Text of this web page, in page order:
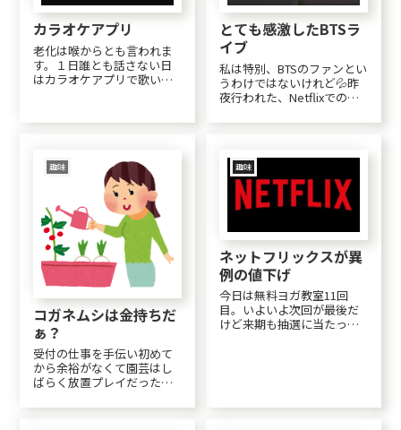
カラオケアプリ
老化は喉からとも言われま
す。１日誰とも話さない日
はカラオケアプリで歌いま
マリーゴールドの３曲がと
ません(;_:)むか～しの曲だっ
たらＳＳＳラ...
とても感激したBTSラ
イブ
私は特別、BTSのファンとい
うわけではないけれど💦昨
夜行われた、Netflixでの復
もうこのライブを見れただ
斐があったというもの。光
化門とは朝鮮王朝の正宮
「景福宮（キョンボック
ン）」の...
趣味
コガネムシは金持ちだ
ぁ？
受付の仕事を手伝い初めて
から余裕がなくて園芸はし
ばらく放置プレイだったん
ていたのに、春になり暖か
趣味
ネットフリックスが異
例の値下げ
今日は無料ヨガ教室11回
目。いよいよ次回が最後だ
けど来期も抽選に当たった
ことにした。４月からは月